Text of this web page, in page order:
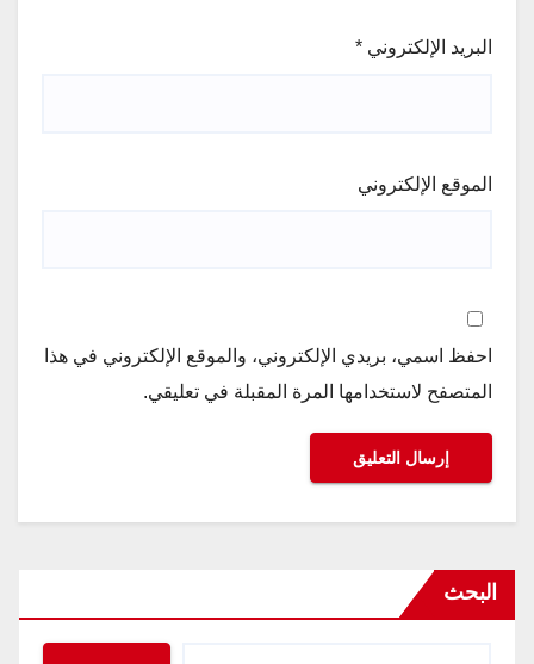
البريد الإلكتروني *
الموقع الإلكتروني
احفظ اسمي، بريدي الإلكتروني، والموقع الإلكتروني في هذا
المتصفح لاستخدامها المرة المقبلة في تعليقي.
البحث